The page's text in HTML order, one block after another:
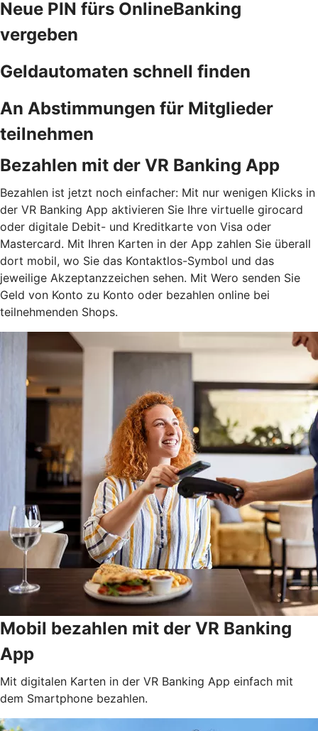
Neue PIN fürs OnlineBanking
vergeben
Geldautomaten schnell finden
An Abstimmungen für Mitglieder
teilnehmen
Bezahlen mit der VR Banking App
Bezahlen ist jetzt noch einfacher: Mit nur wenigen Klicks in
der VR Banking App aktivieren Sie Ihre virtuelle girocard
oder digitale Debit- und Kreditkarte von Visa oder
Mastercard. Mit Ihren Karten in der App zahlen Sie überall
dort mobil, wo Sie das Kontaktlos-Symbol und das
jeweilige Akzeptanzzeichen sehen. Mit Wero senden Sie
Geld von Konto zu Konto oder bezahlen online bei
teilnehmenden Shops.
Mobil bezahlen mit der VR Banking
App
Mit digitalen Karten in der VR Banking App einfach mit
dem Smartphone bezahlen.